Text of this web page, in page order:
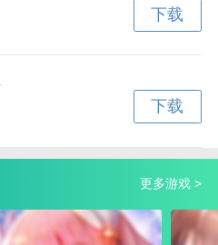
下载
下载
更多游戏 >